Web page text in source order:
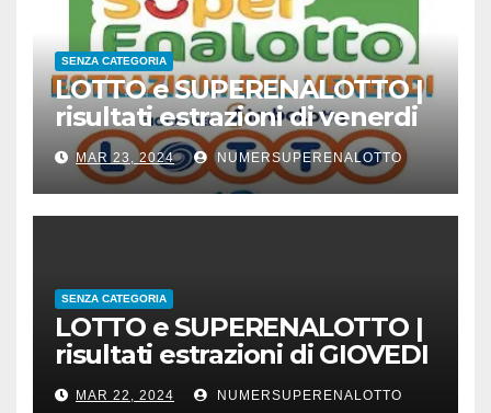
SENZA CATEGORIA
LOTTO e SUPERENALOTTO |
risultati estrazioni di venerdi
22 marzo 2024
MAR 23, 2024 NUMERSUPERENALOTTO
SENZA CATEGORIA
LOTTO e SUPERENALOTTO |
risultati estrazioni di GIOVEDI
21 marzo 2024
MAR 22, 2024 NUMERSUPERENALOTTO
CONC.212 MERCOLEDI 20 MARZO 2024